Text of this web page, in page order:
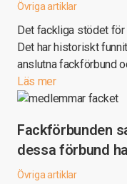
Övriga artiklar
Det fackliga stödet för
Det har historiskt
anslutna fackförbund
Läs mer
Fackförbunden
dessa förbund
Övriga artiklar